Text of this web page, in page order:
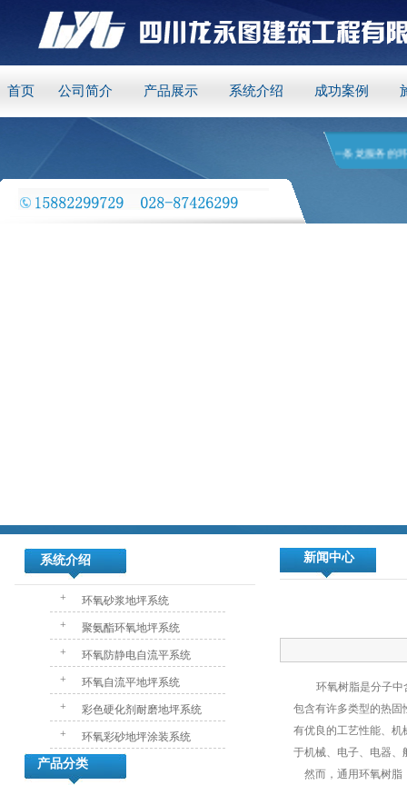
首页 公司简介 产品展示 系统介绍 成功案例
四川龙永图建筑工程有限公司 是一家专业销售和施工一条龙服务的环氧
系统介绍
+
环氧砂浆地坪系统
+
聚氨酯环氧地坪系统
+
环氧防静电自流平系统
+
环氧自流平地坪系统
+
彩色硬化剂耐磨地坪系统
+
环氧彩砂地坪涂装系统
产品分类
新闻中心
环氧树脂是分子中
包含有许多类型的热固
有优良的工艺性能、
于机械、电子、电器、
然而，通用环氧树脂